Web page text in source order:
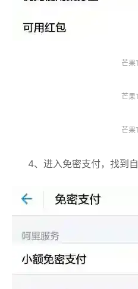
芒果
芒果
芒果
4、进入免密支付，找到自